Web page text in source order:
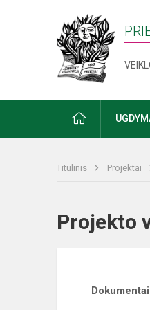
PRADŽIA
Titulinis Projektai
Projekto